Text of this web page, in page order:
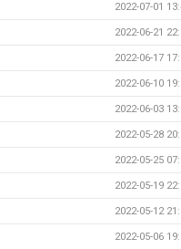
2022-07-01
2022-06-21
2022-06-17
2022-06-10
2022-06-03
2022-05-28
2022-05-25
2022-05-19
2022-05-12
2022-05-06